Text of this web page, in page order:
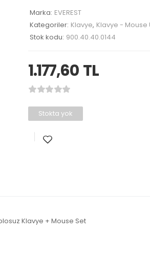
Marka: EVEREST
Kategoriler: Klavye, Klavye - Mouse
Stok kodu: 900.40.40.0144
1.177,60 TL
Stokta yok
Klavye + Mouse Set